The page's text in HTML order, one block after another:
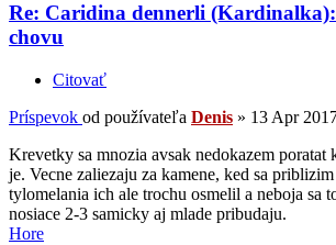
Re: Caridina dennerli
chovu
Citovať
Príspevok od používateľa Denis » 13 Apr
Krevetky sa mnozia avsak nedokazem poratat
je. Vecne zaliezaju za kamene, ked sa
tylomelania ich ale trochu osmelil a neboja sa
nosiace 2-3 samicky aj mlade pribudaju.
Hore